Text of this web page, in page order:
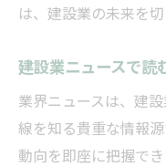
は、建設業の未来を
建設業ニュースで読
業界ニュースは、建
線を知る貴重な情報
動向を即座に把握で